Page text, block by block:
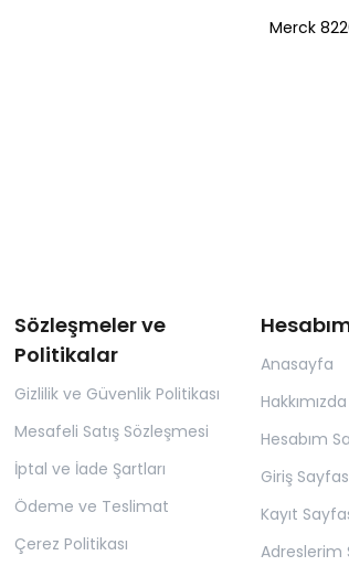
Sözleşmeler ve
Politikalar
Gizlilik ve Güvenlik Politikası
Mesafeli Satış Sözleşmesi
İptal ve İade Şartları
Ödeme ve Teslimat
Çerez Politikası
Anasayfa
Hakkımızda
Hesabım
Giriş
Kayıt
Adreslerim